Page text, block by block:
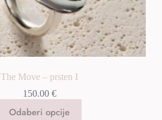
The Move – prsten I
150.00 €
Odaberi opcije